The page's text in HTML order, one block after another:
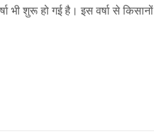
शुरू हो गई है। इस वर्षा से